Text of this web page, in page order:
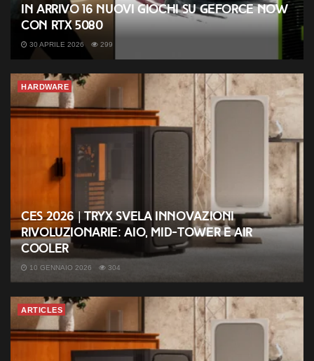
In arrivo 16 nuovi giochi su GeForce NOW
con RTX 5080
30 APRILE 2026 299
HARDWARE
CES 2026 | TRYX svela innovazioni
rivoluzionarie: AIO, mid-tower e air
cooler
10 GENNAIO 2026 304
ARTICLES